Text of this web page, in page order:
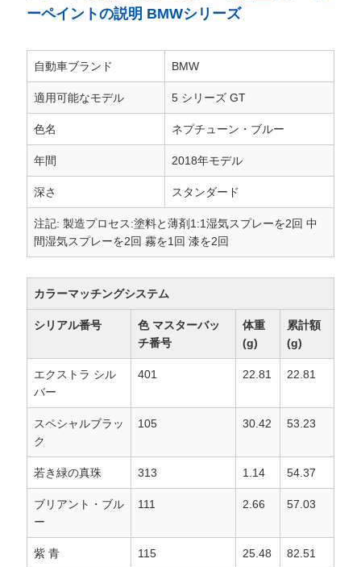
ーペイントの説明 BMWシリーズ
自動車ブランド BMW
適用可能なモデル 5 シリーズ GT
色名 ネプチューン・ブルー
年間 2018年モデル
深さ スタンダード
注記: 製造プロセス:塗料と薄剤1:1湿気スプレーを2回 中
間湿気スプレーを2回 霧を1回 漆を2回
カラーマッチングシステム
シリアル番号
色 マスターバッ
チ番号
体重
(g)
累計額
(g)
エクストラ シル
バー
401 22.81 22.81
スペシャルブラッ
ク
105 30.42 53.23
若き緑の真珠 313 1.14 54.37
ブリアント・ブル
ー
111 2.66 57.03
紫 青 115 25.48 82.51